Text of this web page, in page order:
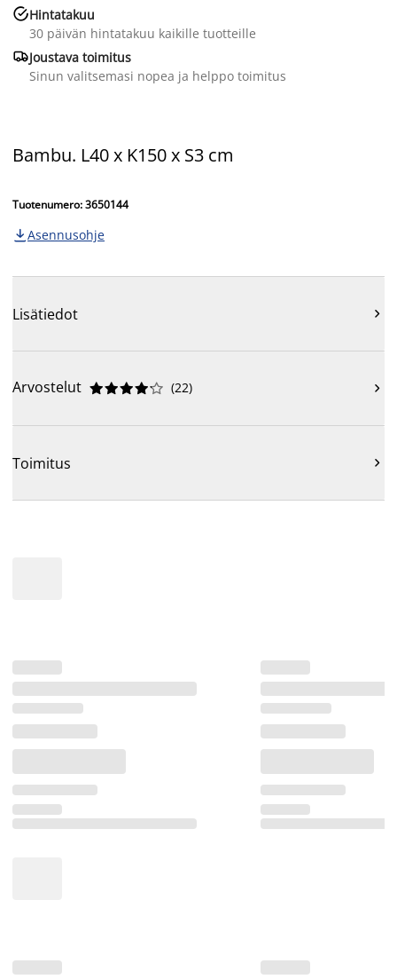
Hintatakuu
30 päivän hintatakuu kaikille tuotteille
Joustava toimitus
Sinun valitsemasi nopea ja helppo toimitus
Bambu. L40 x K150 x S3 cm
Tuotenumero: 3650144
 Asennusohje
Lisätiedot 
Arvostelut 




 (22) 
Toimitus 